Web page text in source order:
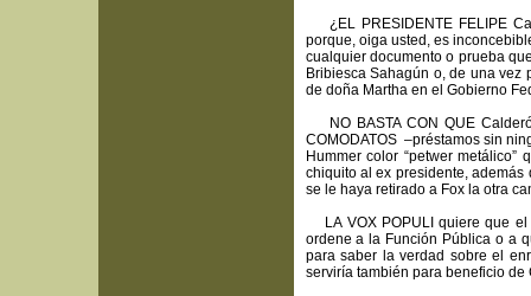
¿EL PRESIDENTE FELIPE
porque, oiga usted, es
cualquier documento o prueba
Bribiesca Sahagún o, de una
de doña Martha en el Gobierno
NO BASTA CON QUE
COMODATOS –préstamos sin
Hummer color “petwer
chiquito al ex presidente,
se le haya retirado a Fox la otra
LA VOX POPULI quiere que el
ordene a la Función Pública o a
para saber la verdad sobre el
serviría también para beneficio de